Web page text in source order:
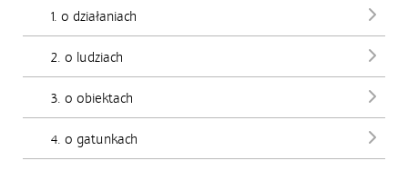
1. o działaniach
2. o ludziach
3. o obiektach
4. o gatunkach